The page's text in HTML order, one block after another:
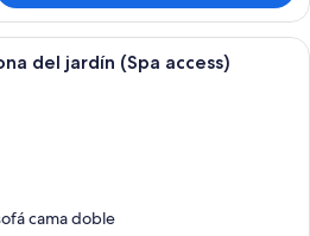
Un jardín con una zona de estar
del jardín (Spa access)
cama doble